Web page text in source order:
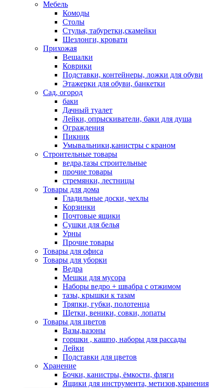
Мебель
Комоды
Столы
Стулья, табуретки,скамейки
Шезлонги, кровати
Прихожая
Вешалки
Коврики
Подставки, контейнеры, ложки для обуви
Этажерки для обуви, банкетки
Сад, огород
баки
Дачный туалет
Лейки, опрыскиватели, баки для душа
Ограждения
Пикник
Умывальники,канистры с краном
Строительные товары
ведра,тазы строительные
прочие товары
стремянки, лестницы
Товары для дома
Гладильные доски, чехлы
Корзинки
Почтовые ящики
Сушки для белья
Урны
Прочие товары
Товары для офиса
Товары для уборки
Ведра
Мешки для мусора
Наборы ведро + швабра с отжимом
тазы, крышки к тазам
Тряпки, губки, полотенца
Щетки, веники, совки, лопаты
Товары для цветов
Вазы,вазоны
горшки , кашпо, наборы для рассады
Лейки
Подставки для цветов
Хранение
Бочки, канистры, ёмкости, фляги
Ящики для инструмента, метизов,хранения